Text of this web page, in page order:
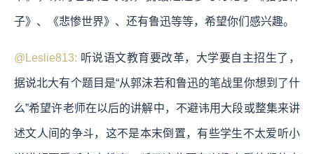
子》、《悲惨世界》、还有鲁迅等等，希望你们感兴趣。
@Leslie813: 听说语文教育要改革，大学要自主招生了，
据说北大有个题目是“从郭沫若和鲁迅的笔战里你想到了什
么”希望许老师在以后的讲解中，不避讳用大段或整集来讲
述文人间的争斗，这不是本末倒置，有些学生不太爱听小